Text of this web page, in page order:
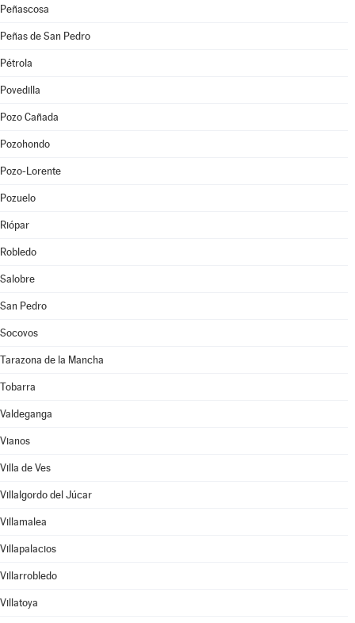
Peñascosa
Peñas de San Pedro
Pétrola
Povedilla
Pozo Cañada
Pozohondo
Pozo-Lorente
Pozuelo
Riópar
Robledo
Salobre
San Pedro
Socovos
Tarazona de la Mancha
Tobarra
Valdeganga
Vianos
Villa de Ves
Villalgordo del Júcar
Villamalea
Villapalacios
Villarrobledo
Villatoya